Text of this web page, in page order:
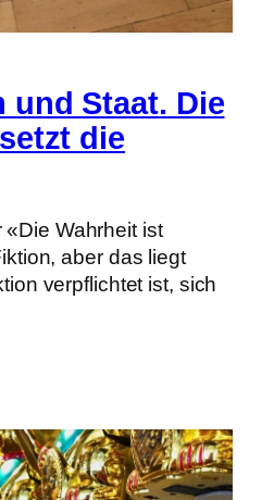
und Staat. Die
die
Wahrheit ist
aber das liegt
verpflichtet ist, sich